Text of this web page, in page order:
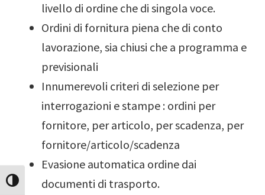
Attiva/disattiva alto contrasto
livello di ordine che di singola voce.
Ordini di fornitura piena che di conto
lavorazione, sia chiusi che a programma e
previsionali
Innumerevoli criteri di selezione per
interrogazioni e stampe : ordini per
fornitore, per articolo, per scadenza, per
fornitore/articolo/scadenza
Evasione automatica ordine dai
documenti di trasporto.